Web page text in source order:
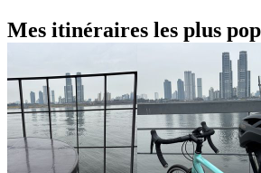
Mes itinéraires les plus